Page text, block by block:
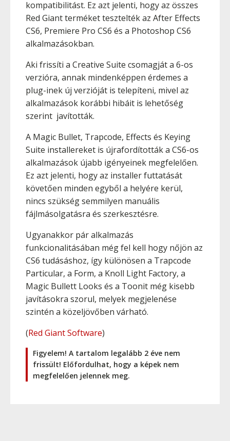
kompatibilitást. Ez azt jelenti, hogy az összes
Red Giant terméket tesztelték az After Effects
CS6, Premiere Pro CS6 és a Photoshop CS6
alkalmazásokban.
Aki frissíti a Creative Suite csomagját a 6-os
verzióra, annak mindenképpen érdemes a
plug-inek új verzióját is telepíteni, mivel az
alkalmazások korábbi hibáit is lehetőség
szerint javították.
A Magic Bullet, Trapcode, Effects és Keying
Suite installereket is újrafordították a CS6-os
alkalmazások újabb igényeinek megfelelően.
Ez azt jelenti, hogy az installer futtatását
követően minden egyből a helyére kerül,
nincs szükség semmilyen manuális
fájlmásolgatásra és szerkesztésre.
Ugyanakkor pár alkalmazás
funkcionalitásában még fel kell hogy nőjön az
CS6 tudásáshoz, így különösen a Trapcode
Particular, a Form, a Knoll Light Factory, a
Magic Bullett Looks és a Toonit még kisebb
javításokra szorul, melyek megjelenése
szintén a közeljövőben várható.
(Red Giant Software)
Figyelem! A tartalom legalább 2 éve nem
frissült! Előfordulhat, hogy a képek nem
megfelelően jelennek meg.